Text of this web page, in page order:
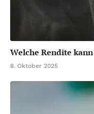
Welche Rendite
8. Oktober 2025